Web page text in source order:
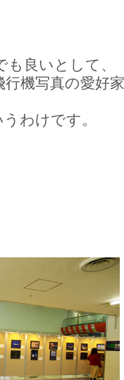
良いとして、
機写真の愛好
わけです。